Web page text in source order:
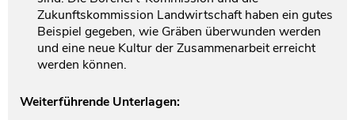
Zukunftskommission Landwirtschaft haben ein gutes
Beispiel gegeben, wie Gräben überwunden werden
und eine neue Kultur der Zusammenarbeit erreicht
werden können.
Weiterführende Unterlagen: